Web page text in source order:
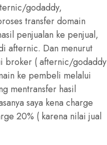
godaddy,
transfer domain
penjualan ke penjual,
afternic. Dan menurut
broker ( afternic/godaddy
ke pembeli melalui
mentransfer hasil
saya kena charge
20% ( karena nilai jual